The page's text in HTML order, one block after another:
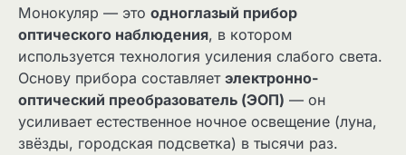
Монокуляр — это одноглазый прибор
оптического наблюдения, в котором
используется технология усиления слабого света.
Основу прибора составляет электронно-
оптический преобразователь (ЭОП) — он
усиливает естественное ночное освещение (луна,
звёзды, городская подсветка) в тысячи раз.